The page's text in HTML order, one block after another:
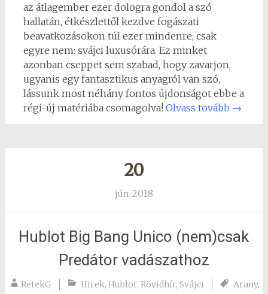
az átlagember ezer dologra gondol a szó
hallatán, étkészlettől kezdve fogászati
beavatkozásokon túl ezer mindenre, csak
egyre nem: svájci luxusórára. Ez minket
azonban cseppet sem szabad, hogy zavarjon,
ugyanis egy fantasztikus anyagról van szó,
lássunk most néhány fontos újdonságot ebbe a
régi-új matériába csomagolva! Olvass tovább →
20
jún 2018
Hublot Big Bang Unico (nem)csak
Predátor vadászathoz
RetekG Hirek,Hublot,Rövidhír,Svájci Arany,